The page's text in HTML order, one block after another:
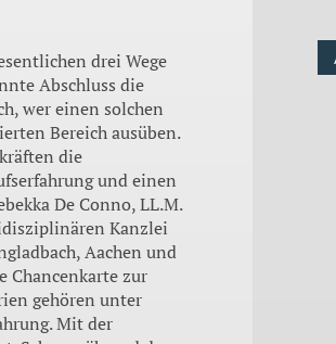
drei Wege
Abschluss die
wer einen solchen
Bereich ausüben.
die
und einen
De Conno, LL.M.
Kanzlei
Aachen und
Chancenkarte zur
gehören unter
Mit der